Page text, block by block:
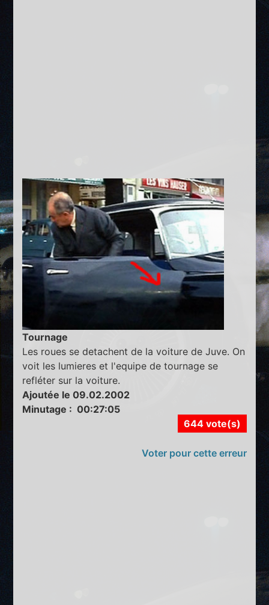
Tournage
Les roues se detachent de la voiture de Juve. On
voit les lumieres et l'equipe de tournage se
refléter sur la voiture.
Ajoutée le 09.02.2002
Minutage : 00:27:05
644 vote(s)
Voter pour cette erreur